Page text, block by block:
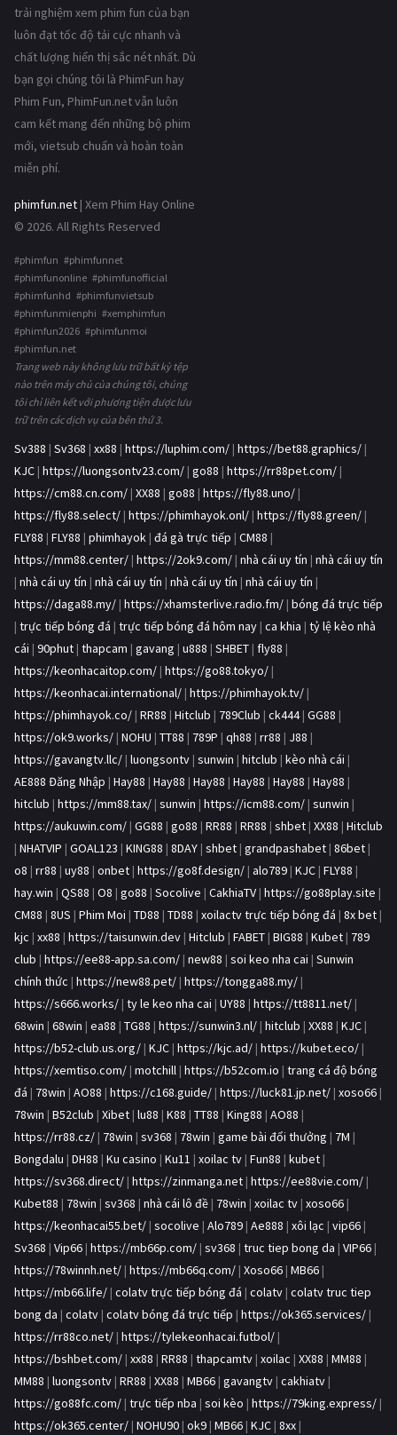
trải nghiệm xem phim fun của bạn
luôn đạt tốc độ tải cực nhanh và
chất lượng hiển thị sắc nét nhất. Dù
bạn gọi chúng tôi là PhimFun hay
Phim Fun, PhimFun.net vẫn luôn
cam kết mang đến những bộ phim
mới, vietsub chuẩn và hoàn toàn
miễn phí.
phimfun.net | Xem Phim Hay Online
© 2026. All Rights Reserved
#phimfun #phimfunnet
#phimfunonline #phimfunofficial
#phimfunhd #phimfunvietsub
#phimfunmienphi #xemphimfun
#phimfun2026 #phimfunmoi
#phimfun.net
Trang web này không lưu trữ bất kỳ tệp
nào trên máy chủ của chúng tôi, chúng
tôi chỉ liên kết với phương tiện được lưu
trữ trên các dịch vụ của bên thứ 3.
Sv388 | Sv368 | xx88 | https://luphim.com/ | https://bet88.graphics/ |
KJC | https://luongsontv23.com/ | go88 | https://rr88pet.com/ |
https://cm88.cn.com/ | XX88 | go88 | https://fly88.uno/ |
https://fly88.select/ | https://phimhayok.onl/ | https://fly88.green/ |
FLY88 | FLY88 | phimhayok | đá gà trực tiếp | CM88 |
https://mm88.center/ | https://2ok9.com/ | nhà cái uy tín | nhà cái uy tín
| nhà cái uy tín | nhà cái uy tín | nhà cái uy tín | nhà cái uy tín |
https://daga88.my/ | https://xhamsterlive.radio.fm/ | bóng đá trực tiếp
| trực tiếp bóng đá | trực tiếp bóng đá hôm nay | ca khia | tỷ lệ kèo nhà
cái | 90phut | thapcam | gavang | u888 | SHBET | fly88 |
https://keonhacaitop.com/ | https://go88.tokyo/ |
https://keonhacai.international/ | https://phimhayok.tv/ |
https://phimhayok.co/ | RR88 | Hitclub | 789Club | ck444| GG88 |
https://ok9.works/ | NOHU | TT88 | 789P | qh88 | rr88 | J88 |
https://gavangtv.llc/ | luongsontv | sunwin | hitclub | kèo nhà cái |
AE888 Đăng Nhập | Hay88 | Hay88 | Hay88 | Hay88 | Hay88 | Hay88 |
hitclub | https://mm88.tax/ | sunwin | https://icm88.com/ | sunwin |
https://aukuwin.com/ | GG88 | go88 | RR88 | RR88 | shbet | XX88 | Hitclub
| NHATVIP | GOAL123 | KING88 | 8DAY | shbet | grandpashabet | 86bet |
o8 | rr88 | uy88 | onbet | https://go8f.design/ | alo789 | KJC | FLY88 |
hay.win | QS88 | O8 | go88 | Socolive | CakhiaTV | https://go88play.site |
CM88 | 8US | Phim Moi | TD88 | TD88 | xoilactv trực tiếp bóng đá | 8x bet |
kjc | xx88 | https://taisunwin.dev | Hitclub | FABET | BIG88 | Kubet | 789
club | https://ee88-app.sa.com/ | new88 | soi keo nha cai | Sunwin
chính thức | https://new88.pet/ | https://tongga88.my/ |
https://s666.works/ | ty le keo nha cai | UY88 | https://tt8811.net/ |
68win | 68win | ea88 | TG88 | https://sunwin3.nl/ | hitclub | XX88 | KJC |
https://b52-club.us.org/ | KJC | https://kjc.ad/ | https://kubet.eco/ |
https://xemtiso.com/ | motchill | https://b52com.io | trang cá độ bóng
đá | 78win | AO88 | https://c168.guide/ | https://luck81.jp.net/ | xoso66 |
78win | B52club | Xibet | lu88 | K88 | TT88 | King88 | AO88 |
https://rr88.cz/ | 78win | sv368 | 78win | game bài đổi thưởng | 7M |
Bongdalu | DH88 | Ku casino | Ku11 | xoilac tv | Fun88 | kubet |
https://sv368.direct/ | https://zinmanga.net | https://ee88vie.com/ |
Kubet88 | 78win | sv368 | nhà cái lô đề | 78win | xoilac tv | xoso66 |
https://keonhacai55.bet/ | socolive | Alo789 | Ae888 | xôi lạc | vip66 |
Sv368 | Vip66 | https://mb66p.com/ | sv368 | truc tiep bong da | VIP66 |
https://78winnh.net/ | https://mb66q.com/ | Xoso66 | MB66 |
https://mb66.life/ | colatv trực tiếp bóng đá | colatv | colatv truc tiep
bong da | colatv | colatv bóng đá trực tiếp | https://ok365.services/ |
https://rr88co.net/ | https://tylekeonhacai.futbol/ |
https://bshbet.com/ | xx88 | RR88 | thapcamtv | xoilac | XX88 | MM88 |
MM88 | luongsontv | RR88 | XX88 | MB66 | gavangtv | cakhiatv |
https://go88fc.com/ | trực tiếp nba | soi kèo | https://79king.express/ |
https://ok365.center/ | NOHU90 | ok9 | MB66 | KJC | 8xx |